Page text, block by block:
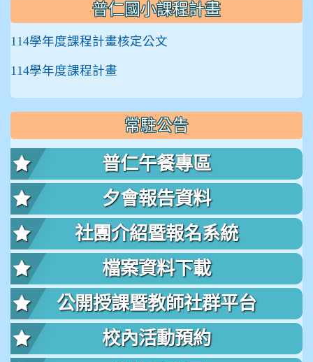
普仁國小課程計畫
114學年度課程計畫核定公文
114學年度課程計畫
常駐公告
普仁午餐專區
夕會報告資料
社團介紹暨報名系統
檔案資料下載
公開授課暨教師社群平台
校內活動預約